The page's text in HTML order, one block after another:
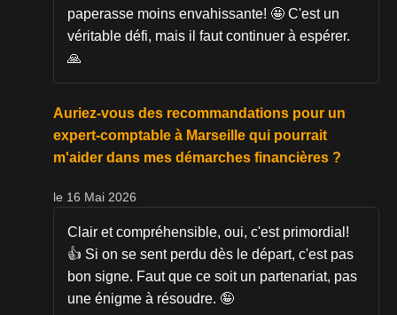
paperasse moins envahissante! 🤩 C'est un
véritable défi, mais il faut continuer à espérer.
🙏
Auriez-vous des recommandations pour un
expert-comptable à Marseille qui pourrait
m'aider dans mes démarches financières ?
le 16 Mai 2026
Clair et compréhensible, oui, c'est primordial!
👍 Si on se sent perdu dès le départ, c'est pas
bon signe. Faut que ce soit un partenariat, pas
une énigme à résoudre. 🤪